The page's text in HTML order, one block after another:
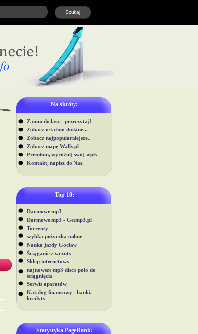
Na skróty:
Zanim dodasz - przeczytaj!
Zobacz ostatnio dodane...
Zobacz najpopularniejsze..
Zobacz mapę Wally.pl
Premium, wyróżnij swój wpis
Kontakt, napisz do Nas.
Top 10:
Darmowe mp3
Darmowe mp3 - Getmp3.pl
Torrenty
szybka pożyczka online
Nauka jazdy Gocław
Ściąganie z wrzuty
Sklep internetowy
najnowsze mp3 disco polo do
ściągnięcia
Serwis aparatów
Katalog finansowy - banki,
kredyty
Statystyka PageRank: